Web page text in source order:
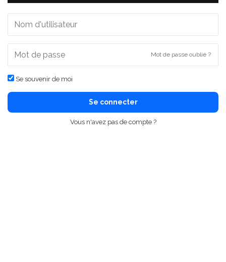
Mot de passe oublié ?
Se souvenir de moi
Se connecter
Vous n'avez pas de compte ?